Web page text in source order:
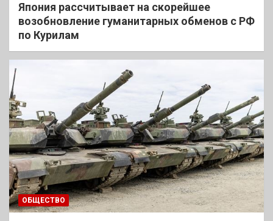
Япония рассчитывает на скорейшее
возобновление гуманитарных обменов с РФ
по Курилам
ОБЩЕСТВО